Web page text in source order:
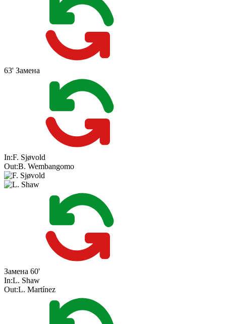
63' Замена
In:F. Sjøvold
Out:B. Wembangomo
Замена 60'
In:L. Shaw
Out:L. Martínez